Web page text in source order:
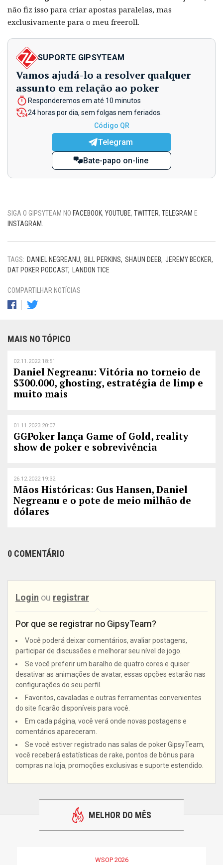
não fiz isso para criar apostas paralelas, mas
exclusivamente para o meu freeroll.
SUPORTE GIPSYTEAM
Vamos ajudá-lo a resolver qualquer
assunto em relação ao poker
Responderemos em até 10 minutos
24 horas por dia, sem folgas nem feriados.
Código QR
Telegram
Bate-papo on-line
SIGA O GIPSYTEAM NO FACEBOOK, YOUTUBE, TWITTER, TELEGRAM E
INSTAGRAM
TAGS: DANIEL NEGREANU BILL PERKINS SHAUN DEEB JEREMY BECKER
DAT POKER PODCAST
LANDON TICE
COMPARTILHAR NOTÍCIAS
MAIS NO TÓPICO
02.11.2022 18:51
Daniel Negreanu: Vitória no torneio de
$300.000, ghosting, estratégia de limp e
muito mais
01.11.2023 20:07
GGPoker lança Game of Gold, reality
show de poker e sobrevivência
26.12.2022 19:32
Mãos Históricas: Gus Hansen, Daniel
Negreanu e o pote de meio milhão de
dólares
0 COMENTÁRIO
Login ou registrar
Por que se registrar no GipsyTeam?
Você poderá deixar comentários, avaliar postagens,
participar de discussões e melhorar seu nível de jogo.
Se você preferir um baralho de quatro cores e quiser
desativar as animações de avatar, essas opções estarão nas
configurações do seu perfil.
Favoritos, cavaladas e outras ferramentas convenientes
do site ficarão disponíveis para você.
Em cada página, você verá onde novas postagens e
comentários apareceram.
Se você estiver registrado nas salas de poker GipsyTeam,
você receberá estatísticas de rake, pontos de bônus para
compras na loja, promoções exclusivas e suporte estendido.
MELHOR DO MÊS
WSOP 2026